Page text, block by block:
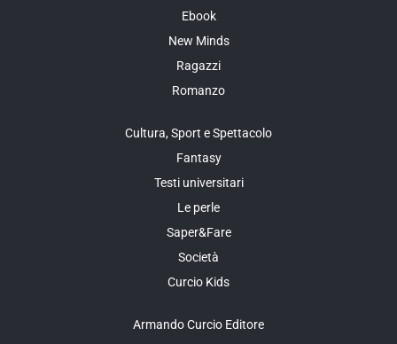
Ebook
New Minds
Ragazzi
Romanzo
Cultura, Sport e Spettacolo
Fantasy
Testi universitari
Le perle
Saper&Fare
Società
Curcio Kids
Armando Curcio Editore